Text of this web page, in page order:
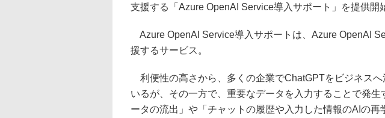
支援する「Azure OpenAI Service導入サポート」を提供開
Azure OpenAI Service導入サポートは、Azure OpenAI
援するサービス。
利便性の高さから、多くの企業でChatGPTをビジネスへ
いるが、その一方で、重要なデータを入力することで発
ータの流出」や「チャットの履歴や入力した情報のAIの再